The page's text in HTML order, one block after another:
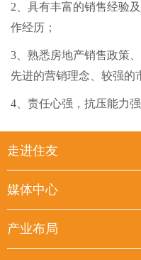
2、具有丰富的销售经验
作经历；
3、熟悉房地产销售政策
先进的营销理念、较强的
4、责任心强，抗压能力强
走进住友
媒体中心
产业布局